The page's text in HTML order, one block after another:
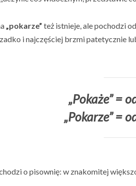
„pokarze” też istnieje, ale pochodzi
i najczęściej brzmi patetycznie
„Pokaże” =
„Pokarze” =
o pisownię: w znakomitej